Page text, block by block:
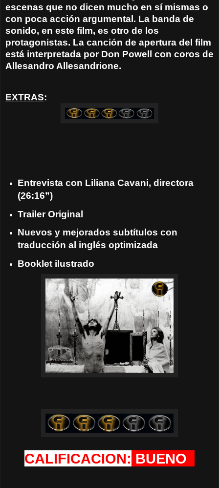
escenas que no dicen mucho en sí mismas o
con poca acción argumental. La banda de
sonido, en este film, es otro de los
protagonistas. La canción de apertura del film
está interpretada por Don Powell con coros de
Allesandro Allesandrione.
EXTRAS:
Entrevista con Liliana Cavani, directora
(26:16”)
Trailer Original
Nuevos y mejorados subtítulos con
traducción al inglés optimizada
Booklet ilustrado
CALIFICACION: BUENO